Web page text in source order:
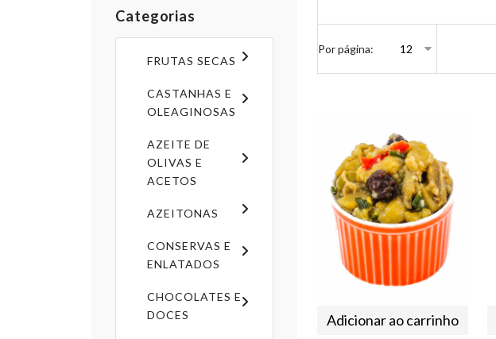
Categorias
FRUTAS SECAS
CASTANHAS E
OLEAGINOSAS
AZEITE DE
OLIVAS E
ACETOS
AZEITONAS
CONSERVAS E
ENLATADOS
CHOCOLATES E
DOCES
Por página:
Adicionar ao carrinho